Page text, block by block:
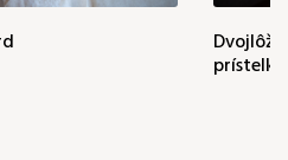
prístelky